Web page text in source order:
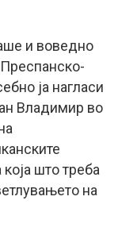
и воведно
ја нагласи
Владимир во
што треба
на